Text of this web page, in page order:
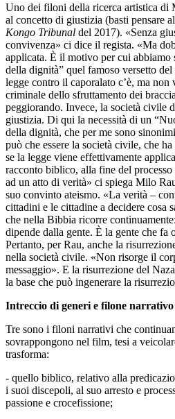
Uno dei filoni della ricerca artistica di
al concetto di giustizia (basti pensare
Kongo Tribunal del 2017). «Senza
convivenza» ci dice il regista. «Ma
applicata. È il motivo per cui abbiamo
della dignità” quel famoso versetto
legge contro il caporalato c’è, ma non
criminale dello sfruttamento dei
peggiorando. Invece, la società civile
giustizia. Di qui la necessità di un
della dignità, che per me sono
può che essere la società civile, che
se la legge viene effettivamente
racconto biblico, alla fine del
ad un atto di verità» ci spiega Milo
suo convinto ateismo. «La verità –
cittadini e le cittadine a decidere cosa
che nella Bibbia ricorre
dipende dalla gente. È la gente che fa
Pertanto, per Rau, anche la
nella società civile. «Non risorge il
messaggio». E la risurrezione del
la base che può ingenerare la
Intreccio di generi e filone narrativo
Tre sono i filoni narrativi che
sovrappongono nel film, tesi a
trasforma:
- quello biblico, relativo alla
i suoi discepoli, al suo arresto e
passione e crocefissione;